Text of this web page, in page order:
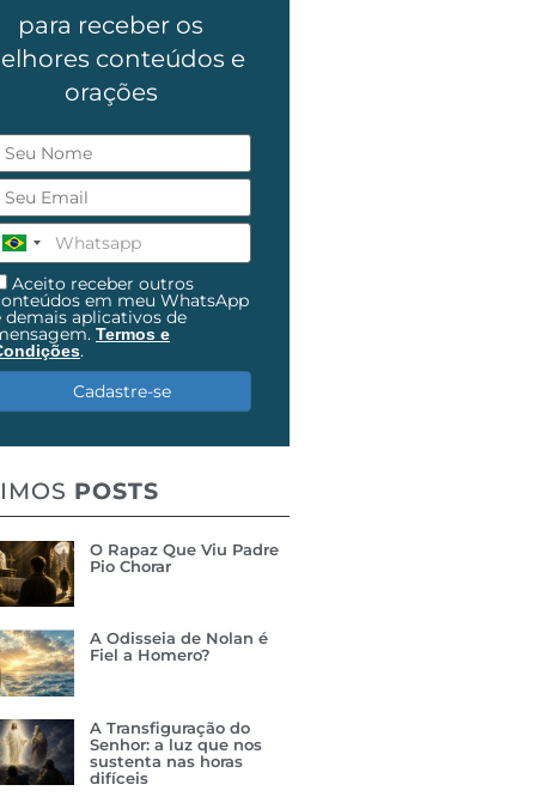
para receber os
conteúdos e
orações
Aceito receber outros
em meu WhatsApp
demais aplicativos de
Termos e
.
Cadastre-se
POSTS
O Rapaz Que Viu Padre
Pio Chorar
A Odisseia de Nolan é
Fiel a Homero?
A Transfiguração do
Senhor: a luz que nos
sustenta nas horas
difíceis